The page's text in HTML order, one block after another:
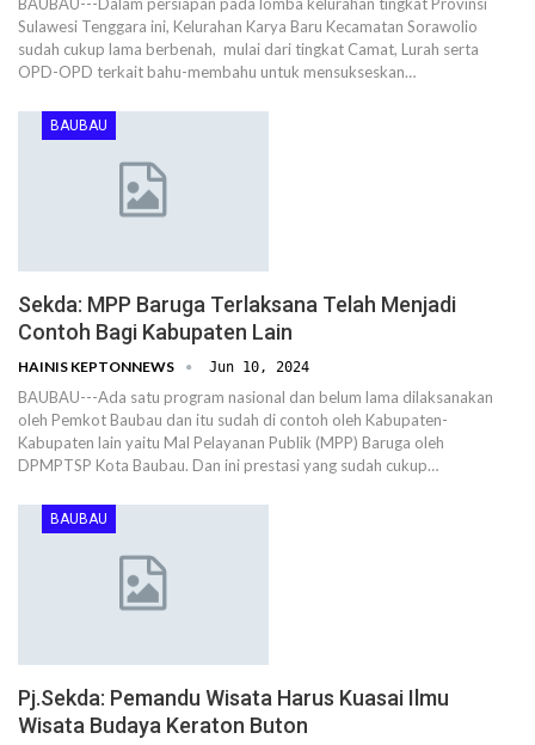
Sulawesi Tenggara ini, Kelurahan Karya Baru Kecamatan Sorawolio
sudah cukup lama berbenah, mulai dari tingkat Camat, Lurah serta
OPD-OPD terkait bahu-membahu untuk mensukseskan…
BAUBAU
Sekda: MPP Baruga Terlaksana Telah Menjadi
Contoh Bagi Kabupaten Lain
HAINIS KEPTONNEWS Jun 10, 2024
BAUBAU---Ada satu program nasional dan belum lama dilaksanakan
oleh Pemkot Baubau dan itu sudah di contoh oleh Kabupaten-
Kabupaten lain yaitu Mal Pelayanan Publik (MPP) Baruga oleh
DPMPTSP Kota Baubau. Dan ini prestasi yang sudah cukup…
BAUBAU
Pj.Sekda: Pemandu Wisata Harus Kuasai Ilmu
Wisata Budaya Keraton Buton